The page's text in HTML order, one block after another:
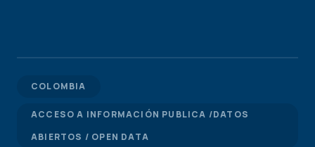
COLOMBIA
ACCESO A INFORMACIÓN PUBLICA /DATOS
ABIERTOS / OPEN DATA